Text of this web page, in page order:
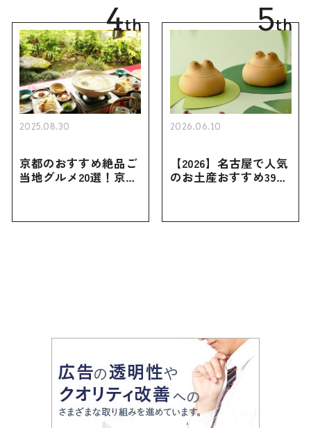
4th
2025.08.30
京都のおすすめ絶品ご
当地グルメ20選！京都
5th
2026.06.10
【2026】名古屋で人気
のお土産おすすめ39選
お土産・ばらまき用ま